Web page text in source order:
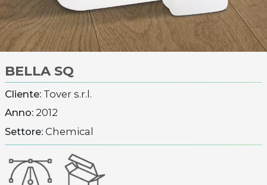
BELLA SQ
Cliente: Tover s.r.l.
Anno: 2012
Settore: Chemical